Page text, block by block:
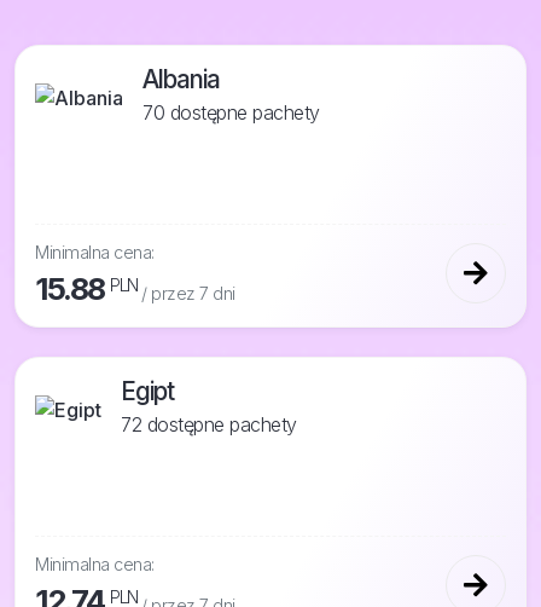
Albania
70 dostępne pachety
Minimalna cena:
15.88 PLN/ przez 7 dni
Egipt
72 dostępne pachety
Minimalna cena:
PLN